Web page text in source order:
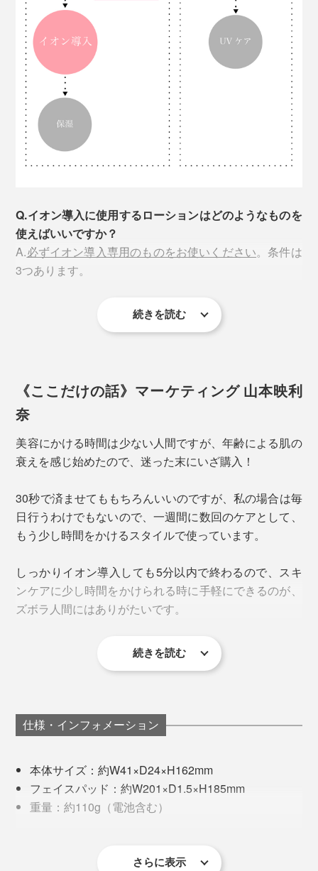
Q.イオン導入に使用するローションはどのようなものを
使えばいいですか？
A.必ずイオン導入専用のものをお使いください。条件は
3つあります。
1. 肌に浸透した時に働く成分を含み、水溶性であるこ
3. 成分が肌に入るくらい分子量の小さいものであること
※お手持ちの化粧水について条件を満たしているか確認したい場合は、製造
元メーカーに確認されることをおすすめします。
Q.導入している時にピリピリ感じないのですか？
A.「ピッピッピッ」という1秒ごとの電子音が鳴ってい
激も感じないのが正常な状態です。逆にピリピリ感じる
場合は、刺激が強い可能性がありますので、出力の強さ
をMかLへ下げて調節してください。
Q.気になる部分には長めに導入してもよいのですか？
A.同じ場所に30秒以上導入することはおやめください。
刺激で肌にダメージを与える恐れがあるほか、有効成分
定量以上は浸透しません。長時間の導入より、毎日継続
的に行っていただくことが重要です。
A.毎日・朝晩ご利用いただけるよう、イオン導入に最適
な電流で安全に設計されております。肌の改善のため
お勧めします。
Q.金属アレルギーなので使用できるか心配です。
を起こさない3価クロムでメッキを施してあります。フ
続きを読む
《ここだけの話》マーケティング 山本映利
奈
美容にかける時間は少ない人間ですが、年齢による肌の
衰えを感じ始めたので、迷った末にいざ購入！
30秒で済ませてももちろんいいのですが、私の場合は毎
日行うわけでもないので、一週間に数回のケアとして、
もう少し時間をかけるスタイルで使っています。
しっかりイオン導入しても5分以内で終わるので、スキ
ンケアに少し時間をかけられる時に手軽にできるのが、
ズボラ人間にはありがたいです。
私の使い方は、まず専用化粧水をシートマスクに染み込
セットして、小鼻やほうれい線など、フェイスパッドで
届きづらい所をピンポイントにイオン導入しています。
使用後に肌を触ると、さらっとした触感ですが、着実に
水分がチャージされて内側から潤っていることを実感し
ます。顔色もワントーン明るくなる気が。
首や手など、顔以外にも使いやすいところも気に入って
続きを読む
仕様・インフォメーション
本体サイズ：約W41×D24×H162mm
フェイスパッド：約W201×D1.5×H185mm
重量：約110g（電池含む）
電源：DC6V（単4電池×4本）
さらに表示